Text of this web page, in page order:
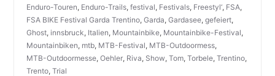
Enduro-Touren, Enduro-Trails, festival, Festivals, Freestyl‘, FSA,
FSA BIKE Festival Garda Trentino, Garda, Gardasee, gefeiert,
Ghost, innsbruck, Italien, Mountainbike, Mountainbike-Festival,
Mountainbiken, mtb, MTB-Festival, MTB-Outdoormess,
MTB-Outdoormesse, Oehler, Riva, Show, Tom, Torbele, Trentino,
Trento, Trial